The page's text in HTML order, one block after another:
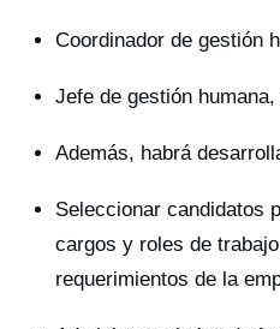
Coordinador de gestión
Jefe de gestión
Además, habrá
Seleccionar candidatos
cargos y roles de
requerimientos de la